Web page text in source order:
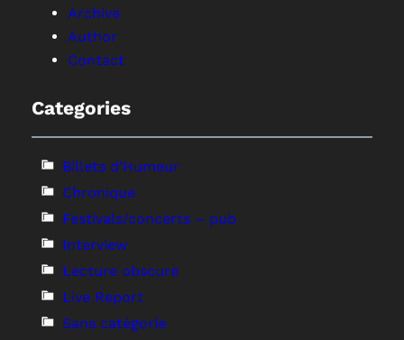
Archive
Author
Contact
Categories
Billets d'Humeur
Chronique
Festivals/concerts – pub
Interview
Lecture obscure
Live Report
Sans catégorie